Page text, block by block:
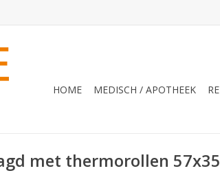
HOME MEDISCH / APOTHEEK
met thermorollen